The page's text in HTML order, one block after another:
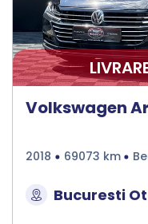
Volkswagen
2018 69073 km
Bucuresti